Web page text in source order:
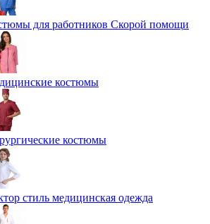
для работников Скорой помощи
костюмы
костюмы
стиль медицинская одежда